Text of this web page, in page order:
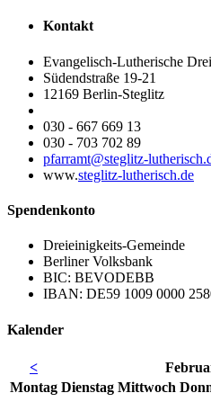
Kontakt
Evangelisch-Lutherische
Südendstraße 19-21
12169 Berlin-Steglitz
030 - 667 669 13
030 - 703 702 89
pfarramt@steglitz-
www.steglitz-lutherisch.de
Spendenkonto
Dreieinigkeits-Gemeinde
Berliner Volksbank
BIC: BEVODEBB
IBAN: DE59 1009 0000
Kalender
<
Montag Dienstag Mittwoch Do